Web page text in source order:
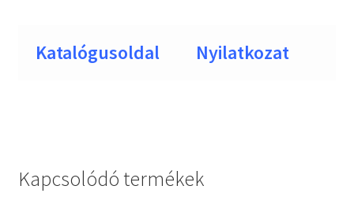
Katalógusoldal Nyilatkozat
Kapcsolódó termékek